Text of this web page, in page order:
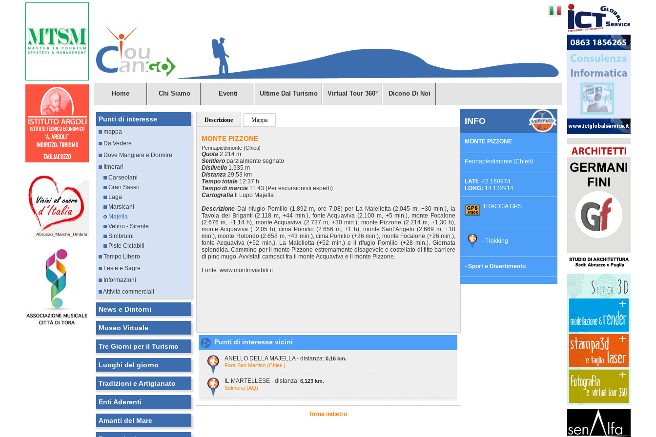
Home Chi Siamo Eventi Ultime Dal Turismo Virtual Tour 360° Dicono Di Noi
Punti di interesse
mappa
Da Vedere
Dove Mangiare e Dormire
Itinerari
Carseolani
Gran Sasso
Laga
Marsicani
Majella
Velino - Sirente
Simbruini
Piste Ciclabili
Tempo Libero
Feste e Sagre
Informazioni
Attività commerciali
News e Dintorni
Museo Virtuale
Tre Giorni per il Turismo
Luoghi del giorno
Tradizioni e Artigianato
Enti Aderenti
Amanti del Mare
Descrizione Mappa
MONTE PIZZONE
Pennapiedimonte (Chieti)
Quota 2.214 m
Sentiero parzialmente segnato
Dislivello 1.935 m
Distanza 29,53 km
Tempo totale 12:37 h
Tempo di marcia 11:43 (Per escursionisti esperti)
Cartografia Il Lupo Majella
Descrizione Dal rifugio Pomilio (1.892 m, ore 7,08) per La Maielletta (2.045 m, +30 min.), la
Tavola dei Briganti (2.118 m, +44 min.), fonte Acquaviva (2.100 m, +5 min.), monte Focalone
(2.676 m, +1,14 h), monte Acquaviva (2.737 m, +30 min.), monte Pizzone (2.214 m, +1,30 h),
monte Acquaviva (+2,05 h), cima Pomilio (2.656 m, +1 h), monte Sant’Angelo (2.669 m, +18
min.), monte Rotondo (2.658 m, +43 min.), cima Pomilio (+26 min.), monte Focalone (+26 min.),
fonte Acquaviva (+52 min.), La Maielletta (+52 min.) e il rifugio Pomilio (+28 min.). Giornata
splendida. Cammino per il monte Pizzone estremamente disagevole e costellato di fitte barriere
di pino mugo. Avvistati camosci fra il monte Acquaviva e il monte Pizzone.
Fonte: www.montinvisibili.it
Punti di interesse vicini
ANELLO DELLA MAJELLA - distanza: 0,16 km.
Fara San Martino (Chieti )
IL MARTELLESE - distanza: 6,123 km.
Sulmona (AQ)
Torna indietro
INFO
MONTE PIZZONE
Pennapiedimonte (Chieti)
LATI: 42.160974
LONG: 14.132914
TRACCIA GPS
- Trekking
- Sport e Divertimento